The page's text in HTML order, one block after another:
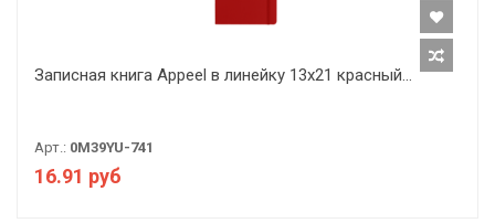
Записная книга Appeel в линейку 13х21 красный...
Арт.: 0M39YU-741
16.91 руб